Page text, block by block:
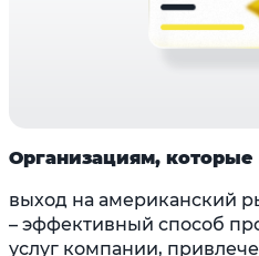
Организациям,
выход на американский
– эффективный способ
услуг компании,